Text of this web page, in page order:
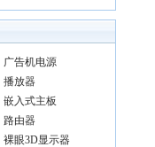
广告机电源
播放器
嵌入式主板
路由器
裸眼3D显示器